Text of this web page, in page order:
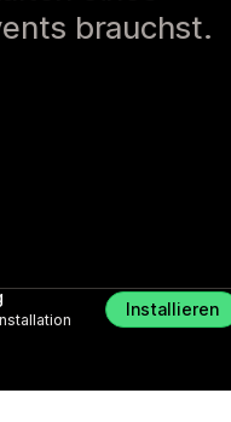
brauchst.
Installieren